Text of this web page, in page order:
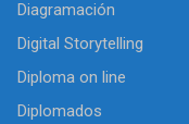
Diagramación
Digital Storytelling
Diploma on line
Diplomados